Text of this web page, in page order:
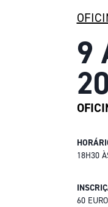
9
18H30
60